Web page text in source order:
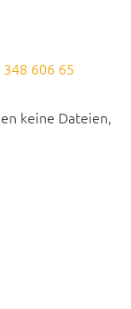
606 65
keine Dateien,